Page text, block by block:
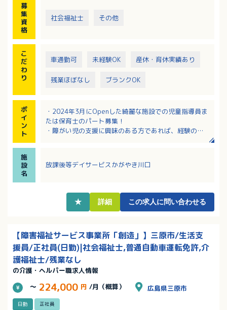
募
集
資
格
社会福祉士 その他
こ
だ
わ
り
車通勤可 未経験OK 産休・育休実績あり
残業ほぼなし ブランクOK
ポ
イ
ン
ト
・2024年3月にOpenした綺麗な施設での児童指導員ま
たは保育士のパート募集！
・障がい児の支援に興味のある方であれば、経験のな
園教諭免許、社会福祉士いずれかの資格を所持で応募
可能です。
・週3日〜週5日のパート勤務です。
施
設
名
放課後等デイサービスかがやき川口
★ 詳細 この求人に問い合わせる
【障害福祉サービス事業所「創造」】三原市/生活支
援員/正社員(日勤)|社会福祉士,普通自動車運転免許,介
護福祉士/残業なし
の介護・ヘルパー職求人情報
～ 224,000 円 /月（概算） 広島県三原市
日勤 正社員